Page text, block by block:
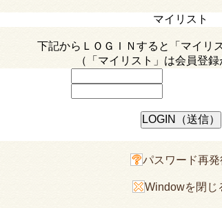
マイリスト
下記からＬＯＧＩＮすると「マイリ
（「マイリスト」は会員登録
パスワード再発
Windowを閉じ